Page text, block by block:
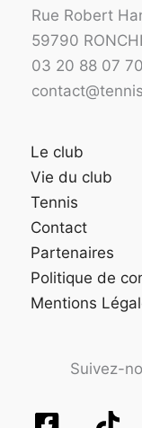
Rue Robert
59790
03 20 88 07 70
Le club
Vie du club
Tennis
Contact
Partenaires
Politique de
Mentions
Suivez-